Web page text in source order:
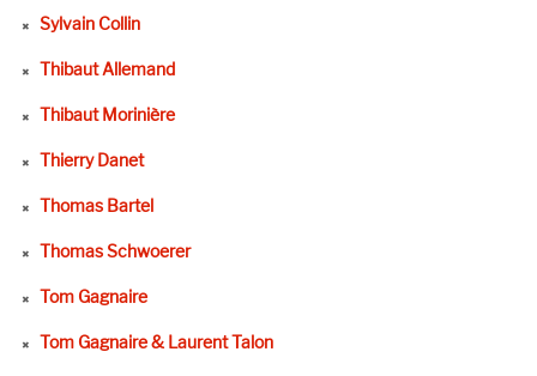
Sylvain Collin
Thibaut Allemand
Thibaut Morinière
Thierry Danet
Thomas Bartel
Thomas Schwoerer
Tom Gagnaire
Tom Gagnaire & Laurent Talon